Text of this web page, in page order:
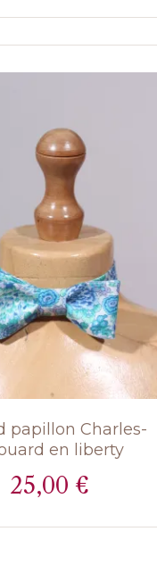
papillon Charles-
en liberty
Prix
25,00 €